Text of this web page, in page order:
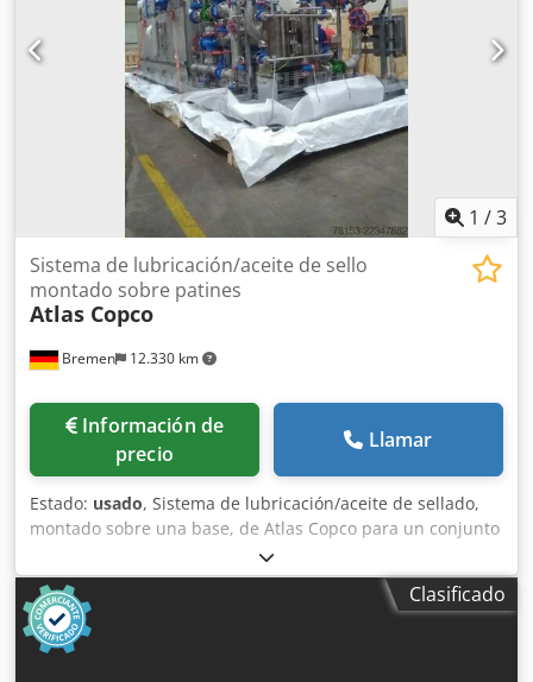
1 /3
Bremen 12.330 km
Sistema de lubricación/aceite de sello
montado sobre patines
Atlas Copco
Información de
precio
Llamar
Estado: usado, Sistema de lubricación/aceite de sellado,
montado sobre una base, de Atlas Copco para un conjunto
de compresores, que incluye depósito/tanque base con
bombas, filtros, refrigeradores y colector de válvulas.
Incluye un tanque de purga y una selección de repuestos y
juntas, tal como se muestra en la lista descargable que se
encuentra a continuación. Nota: Las ventas están sujetas a
Clasificado